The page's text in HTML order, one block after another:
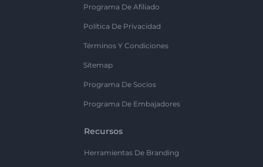
Programa De Afiliado
Política De Privacidad
Términos Y Condiciones
Sitemap
Programa De Socios
Programa De Embajadores
Recursos
Herramientas De Branding